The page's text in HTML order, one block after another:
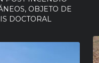
OBJETO DE
DOCTORAL